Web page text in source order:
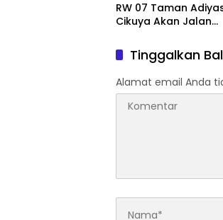
RW 07 Taman
Cikuya Akan Jalan
Tinggalkan
Alamat email Anda